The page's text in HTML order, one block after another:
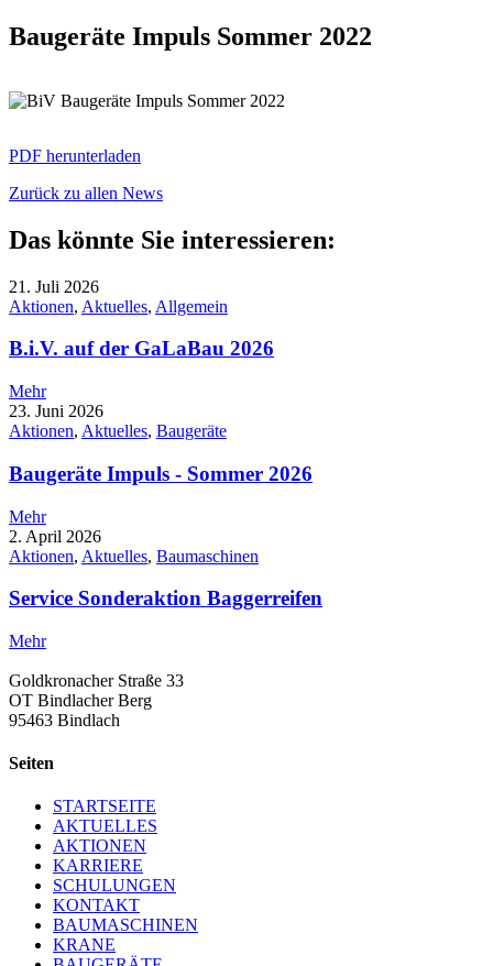
Baugeräte Impuls Sommer 2022
PDF herunterladen
Zurück zu allen News
Das könnte Sie interessieren:
21. Juli 2026
Aktionen, Aktuelles, Allgemein
B.i.V. auf der GaLaBau 2026
Mehr
23. Juni 2026
Aktionen, Aktuelles, Baugeräte
Baugeräte Impuls - Sommer 2026
Mehr
2. April 2026
Aktionen, Aktuelles, Baumaschinen
Service Sonderaktion Baggerreifen
Mehr
Goldkronacher Straße 33
OT Bindlacher Berg
95463 Bindlach
Seiten
STARTSEITE
AKTUELLES
AKTIONEN
KARRIERE
SCHULUNGEN
KONTAKT
BAUMASCHINEN
KRANE